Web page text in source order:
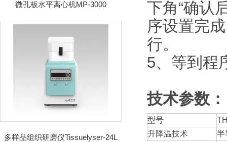
微孔板水平离心机MP-3000
多样品组织研磨仪Tissuelyser-24L
下角“确认
序设置完
行。
5、等到程
技术参数：
型号
升降温技术
半